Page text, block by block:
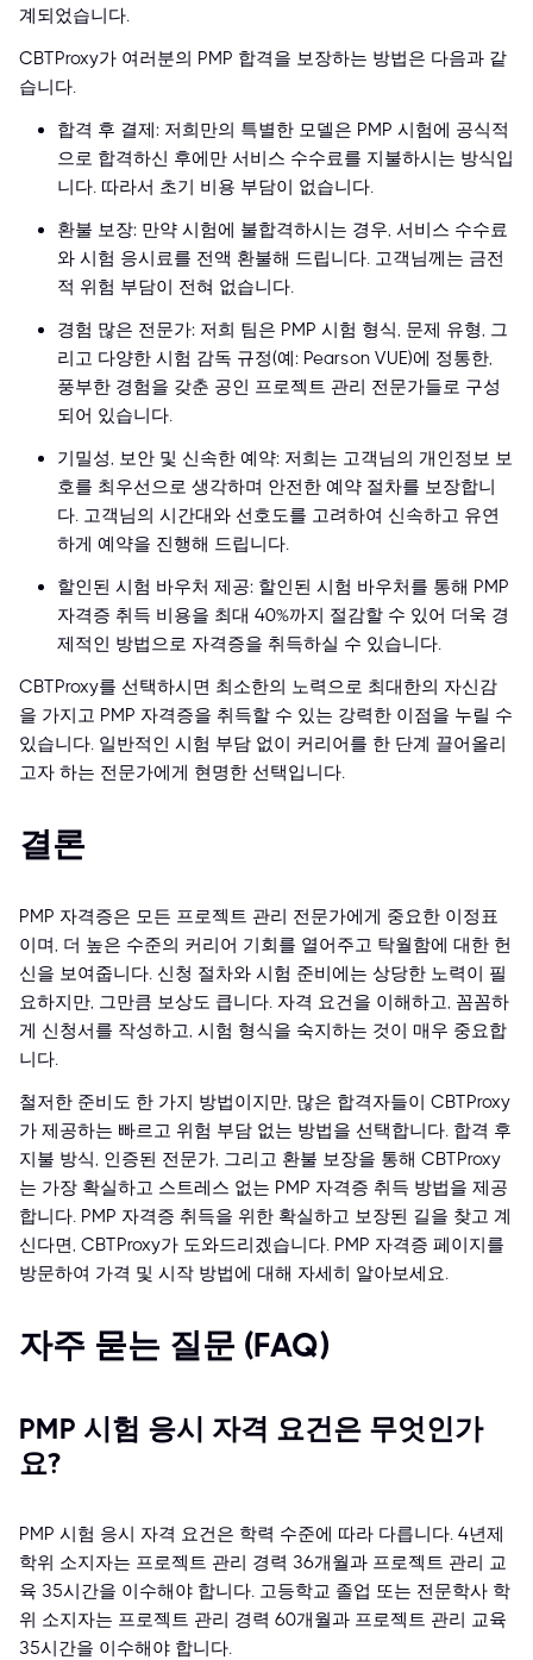
계되었습니다.
CBTProxy가 여러분의 PMP 합격을 보장하는 방법은 다음과 같
습니다.
합격 후 결제: 저희만의 특별한 모델은 PMP 시험에 공식적
으로 합격하신 후에만 서비스 수수료를 지불하시는 방식입
니다. 따라서 초기 비용 부담이 없습니다.
환불 보장: 만약 시험에 불합격하시는 경우, 서비스 수수료
와 시험 응시료를 전액 환불해 드립니다. 고객님께는 금전
적 위험 부담이 전혀 없습니다.
경험 많은 전문가: 저희 팀은 PMP 시험 형식, 문제 유형, 그
리고 다양한 시험 감독 규정(예: Pearson VUE)에 정통한,
풍부한 경험을 갖춘 공인 프로젝트 관리 전문가들로 구성
되어 있습니다.
기밀성, 보안 및 신속한 예약: 저희는 고객님의 개인정보 보
호를 최우선으로 생각하며 안전한 예약 절차를 보장합니
다. 고객님의 시간대와 선호도를 고려하여 신속하고 유연
하게 예약을 진행해 드립니다.
할인된 시험 바우처 제공: 할인된 시험 바우처를 통해 PMP
자격증 취득 비용을 최대 40%까지 절감할 수 있어 더욱 경
제적인 방법으로 자격증을 취득하실 수 있습니다.
CBTProxy를 선택하시면 최소한의 노력으로 최대한의 자신감
을 가지고 PMP 자격증을 취득할 수 있는 강력한 이점을 누릴 수
있습니다. 일반적인 시험 부담 없이 커리어를 한 단계 끌어올리
고자 하는 전문가에게 현명한 선택입니다.
결론
PMP 자격증은 모든 프로젝트 관리 전문가에게 중요한 이정표
이며, 더 높은 수준의 커리어 기회를 열어주고 탁월함에 대한 헌
신을 보여줍니다. 신청 절차와 시험 준비에는 상당한 노력이 필
요하지만, 그만큼 보상도 큽니다. 자격 요건을 이해하고, 꼼꼼하
게 신청서를 작성하고, 시험 형식을 숙지하는 것이 매우 중요합
니다.
철저한 준비도 한 가지 방법이지만, 많은 합격자들이 CBTProxy
가 제공하는 빠르고 위험 부담 없는 방법을 선택합니다. 합격 후
지불 방식, 인증된 전문가, 그리고 환불 보장을 통해 CBTProxy
는 가장 확실하고 스트레스 없는 PMP 자격증 취득 방법을 제공
합니다. PMP 자격증 취득을 위한 확실하고 보장된 길을 찾고 계
신다면, CBTProxy가 도와드리겠습니다. PMP 자격증 페이지를
방문하여 가격 및 시작 방법에 대해 자세히 알아보세요.
자주 묻는 질문 (FAQ)
PMP 시험 응시 자격 요건은 무엇인가
요?
PMP 시험 응시 자격 요건은 학력 수준에 따라 다릅니다. 4년제
학위 소지자는 프로젝트 관리 경력 36개월과 프로젝트 관리 교
육 35시간을 이수해야 합니다. 고등학교 졸업 또는 전문학사 학
위 소지자는 프로젝트 관리 경력 60개월과 프로젝트 관리 교육
35시간을 이수해야 합니다.